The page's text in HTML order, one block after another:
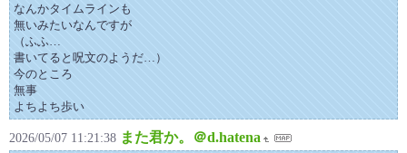
なんかタイムラインも
無いみたいなんですが
（ふふ…
書いてると呪文のようだ…）
今のところ
無事
よちよち歩い
2026/05/07 11:21:38 また君か。＠d.hatena